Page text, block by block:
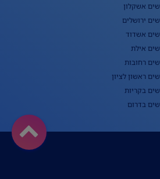
אשקלון
ירושלים
אשדוד
אילת
רחובות
ראשון לציון
בקריות
בדרום